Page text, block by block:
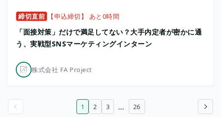
締切直前 【申込締切】 あと0時間
「面接対策」だけで満足してない？大手内定者が密かに通
う、実戦型SNSマーケティングインターン
株式会社 FA Project
次のページ
1 2 3 …
26